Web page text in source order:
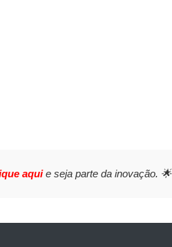
aquie seja parte da inovação. 🌟